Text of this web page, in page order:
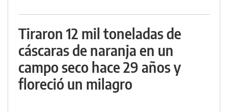
Tiraron 12 mil toneladas de
cáscaras de naranja en un
campo seco hace 29 años y
floreció un milagro